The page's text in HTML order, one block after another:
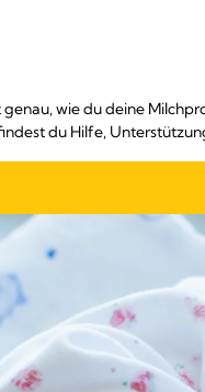
genau, wie du deine
du Hilfe,